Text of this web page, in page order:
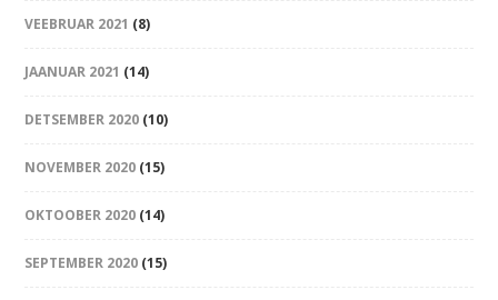
VEEBRUAR 2021 (8)
JAANUAR 2021 (14)
DETSEMBER 2020 (10)
NOVEMBER 2020 (15)
OKTOOBER 2020 (14)
SEPTEMBER 2020 (15)